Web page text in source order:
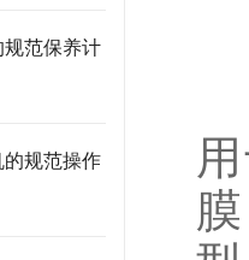
范保养计
规范操作